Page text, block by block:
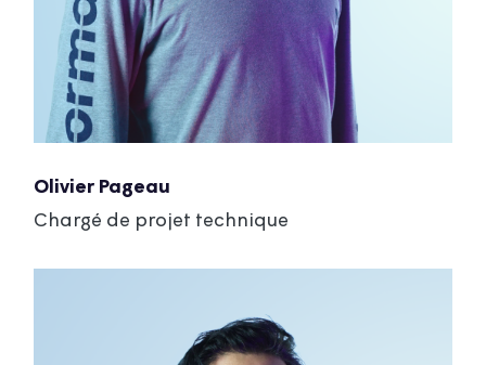
Olivier Pageau
Chargé de projet technique